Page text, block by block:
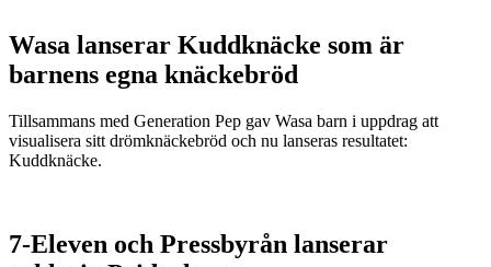
Wasa lanserar Kuddknäcke som är
barnens egna knäckebröd
Tillsammans med Generation Pep gav Wasa barn i uppdrag att
visualisera sitt drömknäckebröd och nu lanseras resultatet:
Kuddknäcke.
7-Eleven och Pressbyrån lanserar